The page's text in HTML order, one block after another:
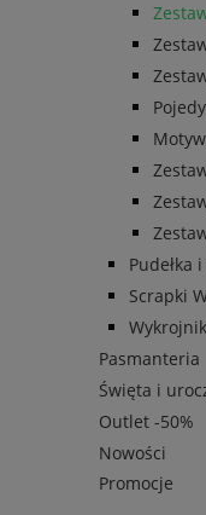
Pudełka
Scrapki
Pasmanteria
Święta i
Outlet -50%
Nowości
Promocje